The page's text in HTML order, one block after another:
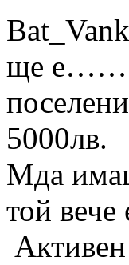
ще е……
5000лв.
Мда
той вече
Активен